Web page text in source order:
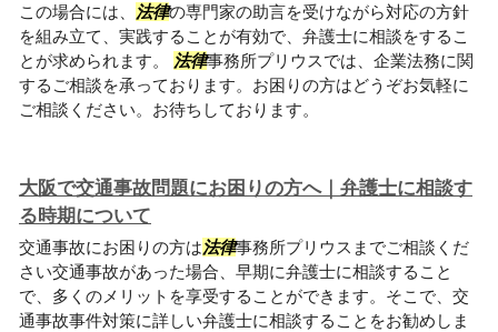
この場合には、 法律の専門家の助言を受けながら対応の方針
を組み立て、実践することが有効で、弁護士に相談をするこ
とが求められます。
法律事務所プリウスでは、企業法務に関
するご相談を承っております。お困りの方はどうぞお気軽に
ご相談ください。お待ちしております。
大阪で交通事故問題にお困りの方へ｜弁護士に相談す
る時期について
交通事故にお困りの方は法律事務所プリウスまでご相談くだ
さい交通事故があった場合、早期に弁護士に相談すること
で、多くのメリットを享受することができます。そこで、交
通事故事件対策に詳しい弁護士に相談することをお勧めしま